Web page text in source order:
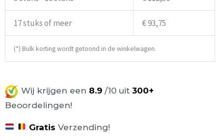
17 stuks of meer € 93,75
(*) Bulk korting wordt getoond in de winkelwagen.
Wij krijgen een 8.9 /10 uit 300+
Beoordelingen!
Gratis Verzending!